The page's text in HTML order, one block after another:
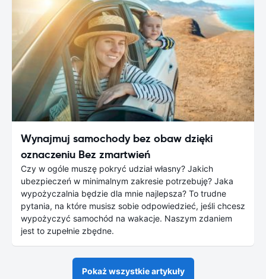
Wynajmuj samochody bez obaw dzięki
oznaczeniu Bez zmartwień
Czy w ogóle muszę pokryć udział własny? Jakich
ubezpieczeń w minimalnym zakresie potrzebuję? Jaka
wypożyczalnia będzie dla mnie najlepsza? To trudne
pytania, na które musisz sobie odpowiedzieć, jeśli chcesz
wypożyczyć samochód na wakacje. Naszym zdaniem
jest to zupełnie zbędne.
Pokaż wszystkie artykuły